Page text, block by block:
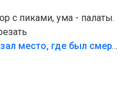
с пиками, ума - палаты.
«Попал на пику»: СК показал место, где был смертельно травмирован ребенок в Тольятти